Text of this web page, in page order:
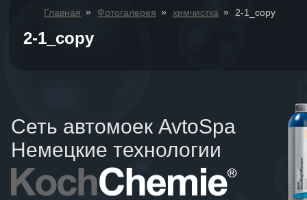
Главная » Фотогалерея » химчистка » 2-1_copy
2-1_copy
Сеть автомоек AvtoSpa
Немецкие технологии